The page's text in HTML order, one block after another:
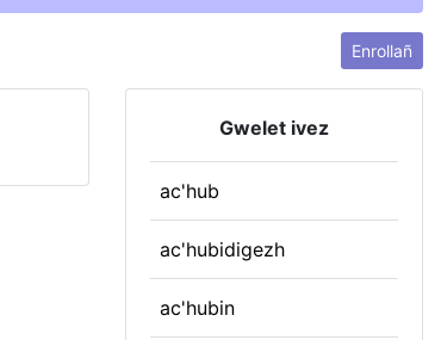
Enrollañ
Gwelet ivez
ac'hub
ac'hubidigezh
ac'hubin